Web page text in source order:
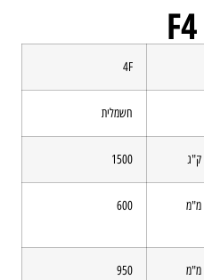
4F
חשמלית
ק"ג 1500
מ"מ 600
מ"מ 950